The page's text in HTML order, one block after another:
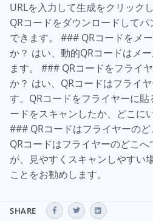
URLを入力して生成をクリック
QRコードをダウンロードして
できます。 ### QRコードをメ
か？ はい、動的QRコードはメ
ます。 ### QRコードをフライ
か？ はい、QRコードはフライ
す。QRコードをフライヤーに
ードをスキャンしたか、どこに
### QRコードはフライヤーの
QRコードはフライヤーのどこ
が、見やすくスキャンしやすい
ことをお勧めします。
SHARE